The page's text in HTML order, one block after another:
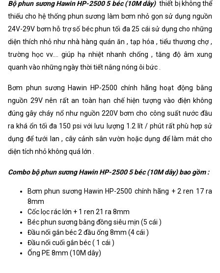
Bộ phun sương Hawin HP-2500 5 béc (10M dây) thiết bị không thể
thiếu cho hệ thống phun sương làm bơm nhỏ gọn sử dụng nguồn
24V-29V bơm hỗ trợ số béc phun tối đa 25 cái sử dụng cho những
diện thích nhỏ như nhà hàng quán ăn , tạp hóa , tiểu thương chợ ,
trường học vv.... giúp hạ nhiệt nhanh chống , tăng độ âm xung
quanh vào những ngày thời tiết nắng nóng ôi bức .
Bơm phun sương Hawin HP-2500 chính hãng hoạt động bằng
nguồn 29V nên rất an toàn hạn chế hiện tượng vào điện không
đúng gây cháy nổ như nguồn 220V bơm cho công suất nước đầu
ra khá ổn tối đa 150 psi với lưu lượng 1.2 lít / phút rất phù hợp sử
dụng để tưới lan , cây cảnh sân vườn hoặc dụng để làm mát cho
diện tích nhỏ không quá lớn .
Combo bộ phun sương Hawin HP-2500 5 béc (10M dây) bao gồm :
Bơm phun sương Hawin HP-2500 chính hãng + 2 ren 17 ra
8mm
Cốc lọc rác lớn + 1 ren 21 ra 8mm
Béc phun sương bằng đồng siêu mịn (5 cái )
Đầu nối gắn béc 2 đầu ống 8mm (4 cái )
Đầu nối cuối gắn béc ( 1 cái )
Ống PE 8mm (10M dây)